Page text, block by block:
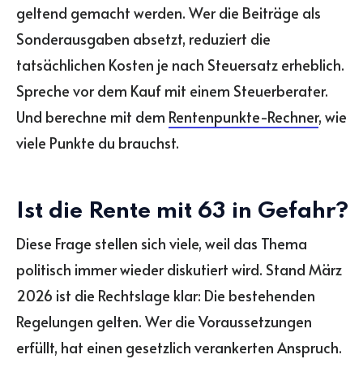
geltend gemacht werden. Wer die Beiträge als
Sonderausgaben absetzt, reduziert die
tatsächlichen Kosten je nach Steuersatz erheblich.
Spreche vor dem Kauf mit einem Steuerberater.
Und berechne mit dem Rentenpunkte-Rechner, wie
viele Punkte du brauchst.
Ist die Rente mit 63 in Gefahr?
Diese Frage stellen sich viele, weil das Thema
politisch immer wieder diskutiert wird. Stand März
2026 ist die Rechtslage klar: Die bestehenden
Regelungen gelten. Wer die Voraussetzungen
erfüllt, hat einen gesetzlich verankerten Anspruch.